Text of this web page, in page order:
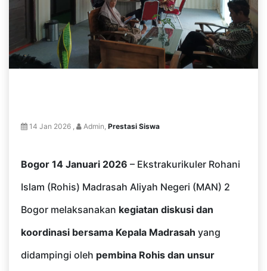
14 Jan 2026 , Admin, Prestasi Siswa
Bogor 14 Januari 2026 – Ekstrakurikuler Rohani
Islam (Rohis) Madrasah Aliyah Negeri (MAN) 2
Bogor melaksanakan kegiatan diskusi dan
koordinasi bersama Kepala Madrasah yang
didampingi oleh pembina Rohis dan unsur